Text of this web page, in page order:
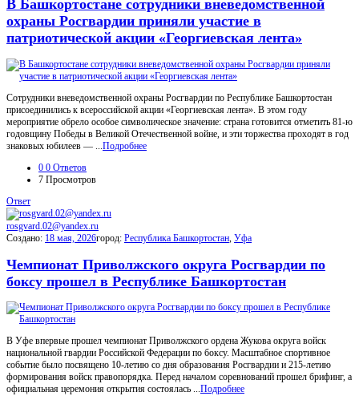
В Башкортостане сотрудники вневедомственной
охраны Росгвардии приняли участие в
патриотической акции «Георгиевская лента»
Сотрудники вневедомственной охраны Росгвардии по Республике Башкортостан
присоединились к всероссийской акции «Георгиевская лента». В этом году
мероприятие обрело особое символическое значение: страна готовится отметить 81-ю
годовщину Победы в Великой Отечественной войне, и эти торжества проходят в год
знаковых юбилеев — ... Подробнее
0 0 Ответов
7 Просмотров
Ответ
rosgvard.02@yandex.ru
Создано: 18 мая, 2026город: Республика Башкортостан Уфа
Чемпионат Приволжского округа Росгвардии по
боксу прошел в Республике Башкортостан
В Уфе впервые прошел чемпионат Приволжского ордена Жукова округа войск
национальной гвардии Российской Федерации по боксу. Масштабное спортивное
событие было посвящено 10-летию со дня образования Росгвардии и 215-летию
формирования войск правопорядка. Перед началом соревнований прошел брифинг, а
официальная церемония открытия состоялась ...Подробнее